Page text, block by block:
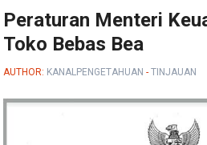
Peraturan Menteri
Toko Bebas Bea
AUTHOR: KANALPENGETAHUAN -TINJAUAN